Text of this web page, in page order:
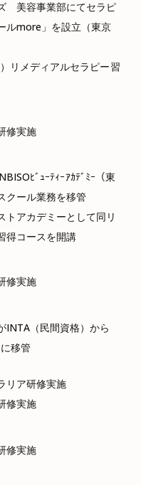
美容事業部にてセラピ
ルmore」を設立（東京
リメディアルセラピー習
修実施
ﾋﾞｭｰﾃｨｰｱｶﾃﾞﾐｰ（東
クール業務を移管
トアカデミーとして同リ
得コースを開講
修実施
INTA（民間資格）から
移管
リア研修実施
修実施
修実施